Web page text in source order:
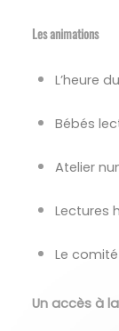
Les animations
L’heure
Bébés
Atelier
Lectures
Le
Un accès à